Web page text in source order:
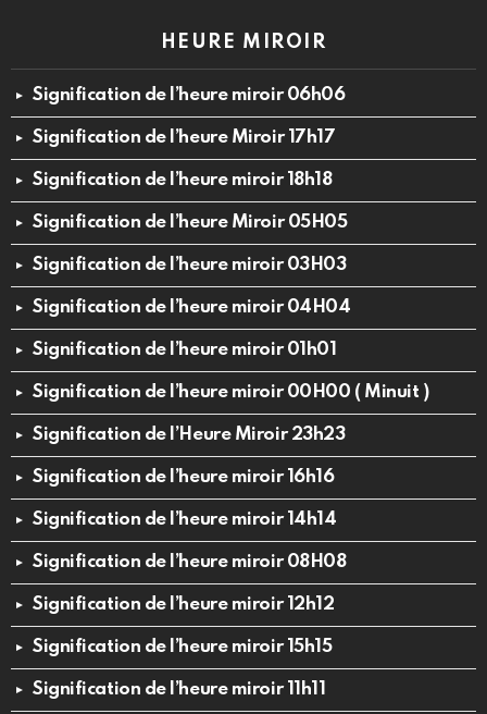
HEURE MIROIR
Signification de l’heure miroir 06h06
Signification de l’heure Miroir 17h17
Signification de l’heure miroir 18h18
Signification de l’heure Miroir 05H05
Signification de l’heure miroir 03H03
Signification de l’heure miroir 04H04
Signification de l’heure miroir 01h01
Signification de l’heure miroir 00H00 ( Minuit )
Signification de l’Heure Miroir 23h23
Signification de l’heure miroir 16h16
Signification de l’heure miroir 14h14
Signification de l’heure miroir 08H08
Signification de l’heure miroir 12h12
Signification de l’heure miroir 15h15
Signification de l’heure miroir 11h11